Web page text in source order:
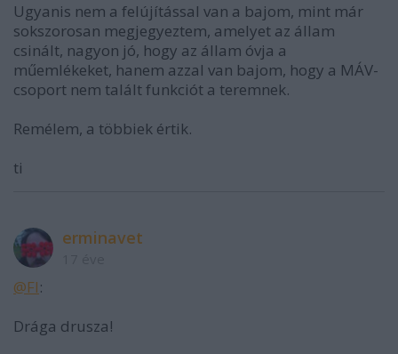
Ugyanis nem a felújítással van a bajom, mint már
sokszorosan megjegyeztem, amelyet az állam
csinált, nagyon jó, hogy az állam óvja a
műemlékeket, hanem azzal van bajom, hogy a MÁV-
csoport nem talált funkciót a teremnek.
Remélem, a többiek értik.
ti
erminavet
@FI:
Drága drusza!